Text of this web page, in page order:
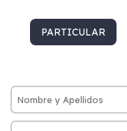
PARTICULAR